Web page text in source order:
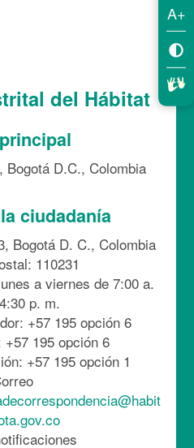
del Hábitat
Bogotá D.C., Colombia
ciudadanía
Bogotá D. C., Colombia
110231
a viernes de 7:00 a.
p. m.
+57 195 opción 6
195 opción 6
+57 195 opción 1
A+